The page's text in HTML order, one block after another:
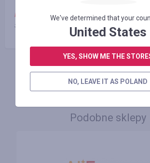
Примечание:при использовании
зачисляется
ZALOGUJ SIĘ, ŻEBY ZOSTAWIĆ
Podobne sklepy
We've determined that your
United States
YES, SHOW ME THE
NO, LEAVE IT AS POLAND